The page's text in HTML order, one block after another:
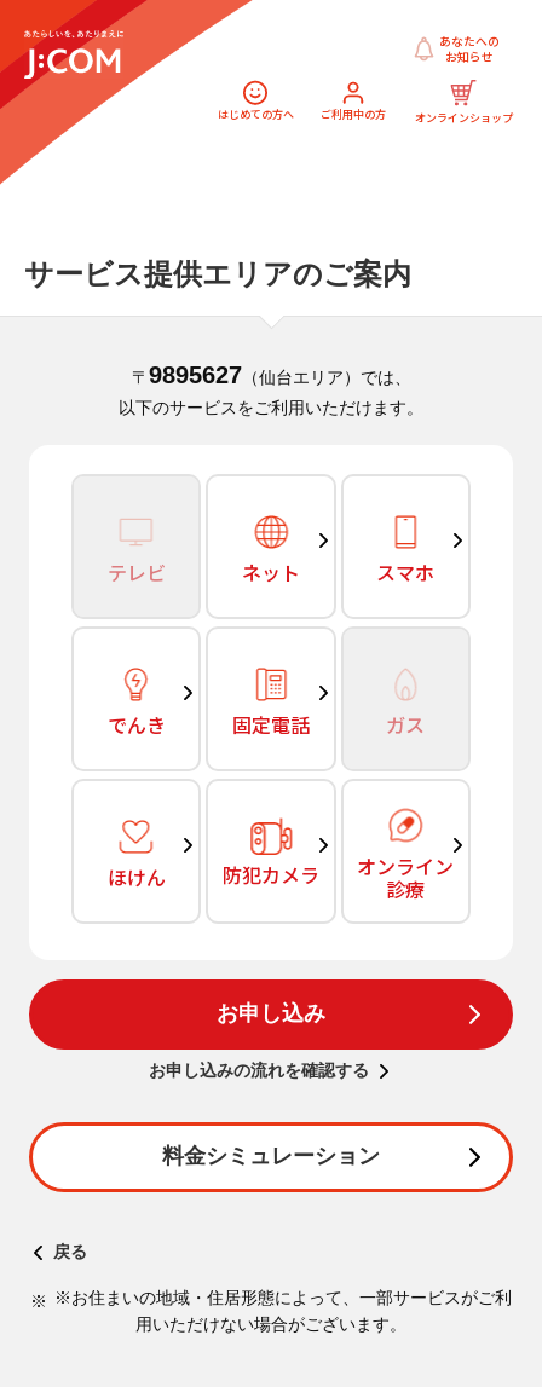
はじめての方へ ご利用中の方 オンラインショップ
あなたへの
お知らせ
サービス提供エリアのご案内
〒 9895627 （仙台エリア）では、
以下のサービスをご利用いただけます。
テレビ ネット スマホ
でんき 固定電話 ガス
ほけん 防犯カメラ オンライン
診療
お申し込み
お申し込みの流れを確認する
料金シミュレーション
戻る
※お住まいの地域・住居形態によって、一部サービスがご利
用いただけない場合がございます。